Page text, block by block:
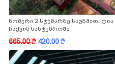
ნომერი 2 სტუმარზე საუზმით,
ჩაქვის სასტუმროში
665.00k 420.00k